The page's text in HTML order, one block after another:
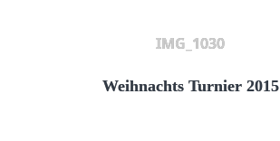
IMG_1030
Weihnachts Turnier 2015